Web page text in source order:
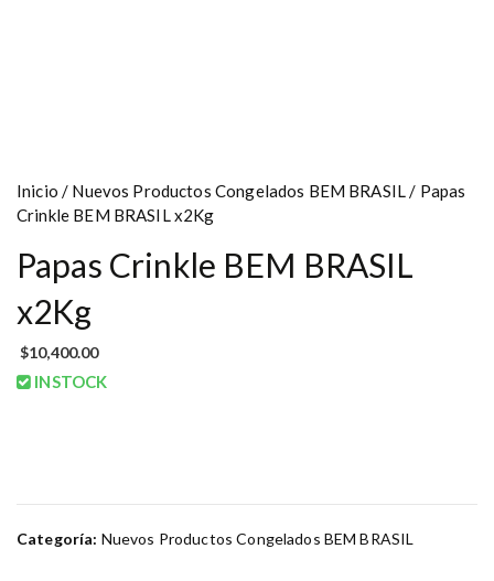
Inicio / Nuevos Productos Congelados BEM BRASIL/ Papas
Crinkle BEM BRASIL x2Kg
Papas Crinkle BEM BRASIL
x2Kg
$10,400.00
INSTOCK
Categoría: Nuevos Productos Congelados BEM BRASIL